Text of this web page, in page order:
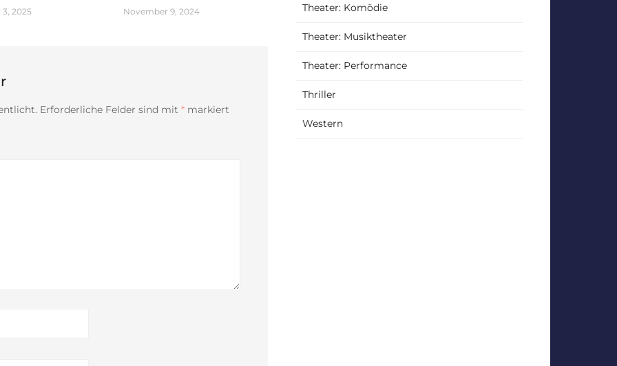
2025 November 9, 2024
Erforderliche Felder sind mit * markiert
Theater: Komödie
Theater: Musiktheater
Theater: Performance
Thriller
Western